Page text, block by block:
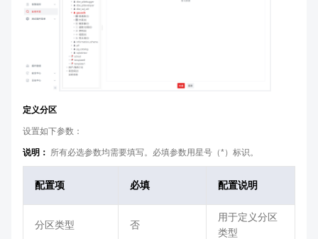
定义分区
设置如下参数：
说明： 所有必选参数均需要填写。必填参数用星号（*）标识。
配置项 必填 配置说明
分区类型 否
用于定义分区
类型